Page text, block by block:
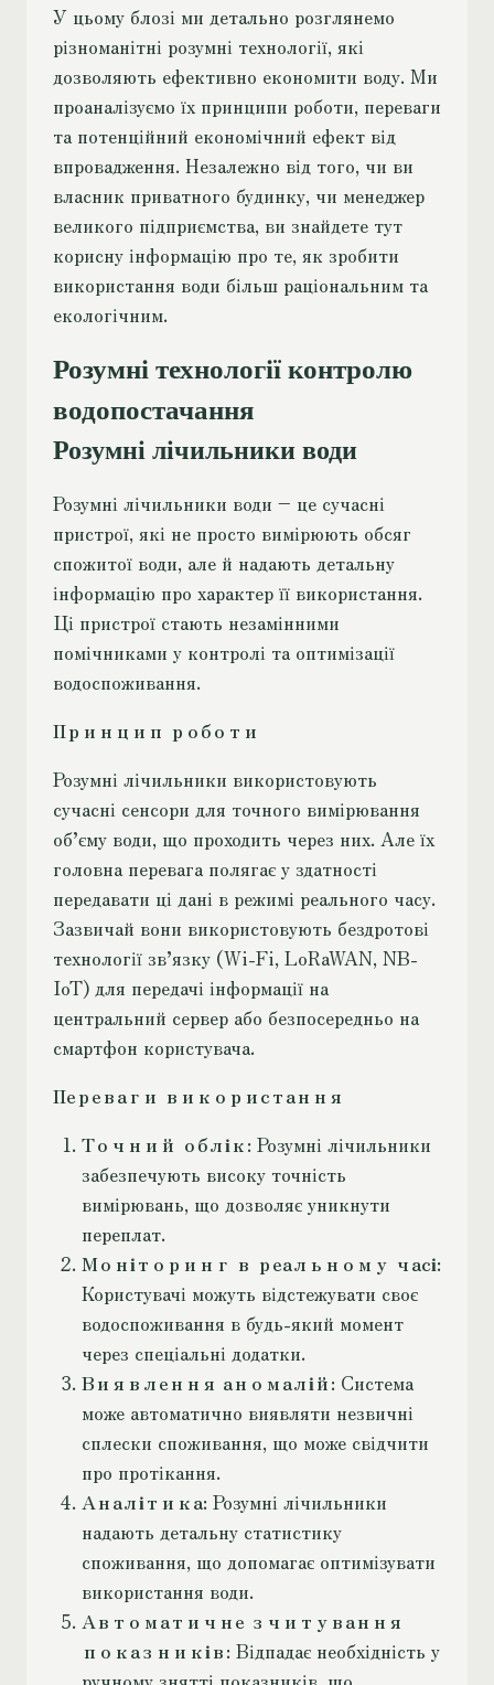
У цьому блозі ми детально розглянемо
різноманітні розумні технології, які
дозволяють ефективно економити воду. Ми
проаналізуємо їх принципи роботи, переваги
та потенційний економічний ефект від
впровадження. Незалежно від того, чи ви
власник приватного будинку, чи менеджер
великого підприємства, ви знайдете тут
корисну інформацію про те, як зробити
використання води більш раціональним та
екологічним.
Розумні технології контролю
водопостачання
Розумні лічильники води
Розумні лічильники води – це сучасні
пристрої, які не просто вимірюють обсяг
спожитої води, але й надають детальну
інформацію про характер її використання.
Ці пристрої стають незамінними
помічниками у контролі та оптимізації
водоспоживання.
Принцип роботи
Розумні лічильники використовують
сучасні сенсори для точного вимірювання
об’єму води, що проходить через них. Але їх
головна перевага полягає у здатності
передавати ці дані в режимі реального часу.
Зазвичай вони використовують бездротові
технології зв’язку (Wi-Fi, LoRaWAN, NB-
IoT) для передачі інформації на
центральний сервер або безпосередньо на
смартфон користувача.
Переваги використання
Точний облік: Розумні лічильники
забезпечують високу точність
вимірювань, що дозволяє уникнути
переплат.
Моніторинг в реальному часі:
Користувачі можуть відстежувати своє
водоспоживання в будь-який момент
через спеціальні додатки.
Виявлення аномалій: Система
може автоматично виявляти незвичні
сплески споживання, що може свідчити
про протікання.
Аналітика: Розумні лічильники
надають детальну статистику
споживання, що допомагає оптимізувати
використання води.
Автоматичне зчитування
показників: Відпадає необхідність у